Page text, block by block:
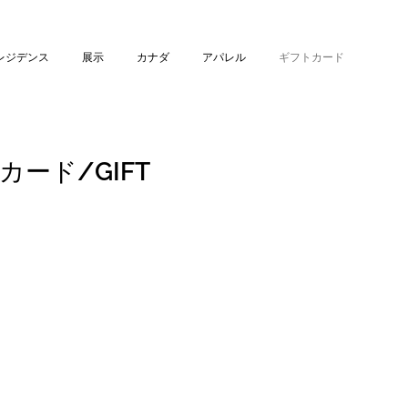
ジデンス 展示 カナダ アパレル ギフトカード
ード/GIFT